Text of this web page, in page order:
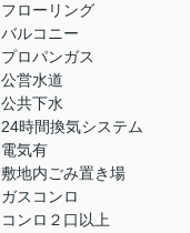
フローリング
バルコニー
プロパンガス
公営水道
公共下水
24時間換気システム
電気有
敷地内ごみ置き場
ガスコンロ
コンロ２口以上